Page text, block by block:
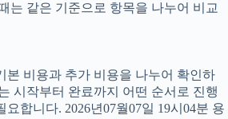
는 같은 기준으로 항목을 나누어 비교
본 비용과 추가 비용을 나누어 확인하
시작부터 완료까지 어떤 순서로 진행
합니다. 2026년07월07일 19시04분 용